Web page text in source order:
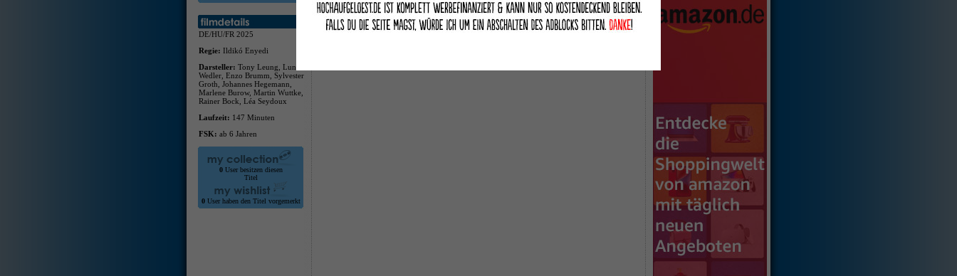
DE/HU/FR 2025
Regie: Ildikó Enyedi
Darsteller: Tony Leung, Luna
Wedler, Enzo Brumm, Sylvester
Groth, Johannes Hegemann,
Marlene Burow, Martin Wuttke,
Rainer Bock, Léa Seydoux
Laufzeit: 147 Minuten
FSK: ab 6 Jahren
0User besitzen diesen
Titel
0User haben den Titel vorgemerkt
Interviews mit Ildikó Enyedi und Luna Wedler (ca. 20 Min.),
Pandora Trailershow